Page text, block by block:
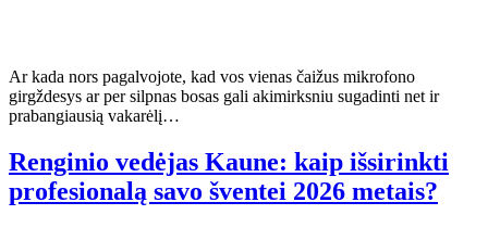
Ar kada nors pagalvojote, kad vos vienas čaižus mikrofono
girgždesys ar per silpnas bosas gali akimirksniu sugadinti net ir
prabangiausią vakarėlį…
Renginio vedėjas Kaune: kaip išsirinkti
profesionalą savo šventei 2026 metais?